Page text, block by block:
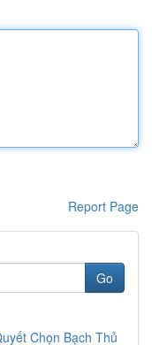
Report Page
Go
Chọn Bạch Thủ